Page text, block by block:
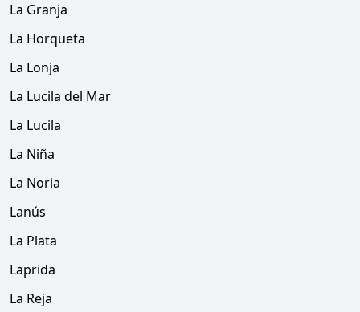
La Granja
La Horqueta
La Lonja
La Lucila del Mar
La Lucila
La Niña
La Noria
Lanús
La Plata
Laprida
La Reja